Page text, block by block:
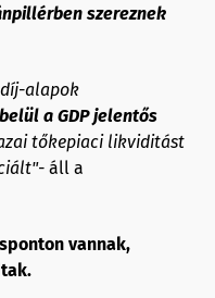
szereznek
alapok
a GDP jelentős
tőkepiaci likviditást
áll a
vannak,